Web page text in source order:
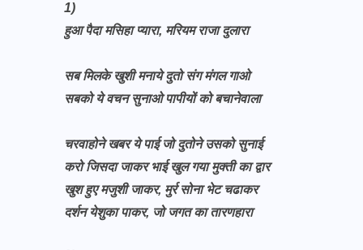
1)
हुआ पैदा मसिहा प्यारा, मरियम राजा दुलारा
सब मिलके खुशी मनाये दुतो संग मंगल गाओ
सबको ये वचन सुनाओ पापीयों को बचानेवाला
चरवाहोने खबर ये पाई जो दुतोने उसको सुनाई
करो जिसदा जाकर भाई खुल गया मुक्ती का द्वार
खुश हुए मजुशी जाकर, मुर्र सोना भेट चढाकर
दर्शन येशुका पाकर, जो जगत का तारणहारा